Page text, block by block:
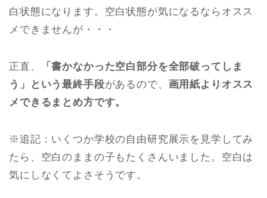
白状態になります。空白状態が気になるならオスス
メできませんが・・・
正直、
「書かなかった空白部分を全部破ってしま
う」という最終手段があるので、 画用紙よりオスス
メできるまとめ方です。
※追記：いくつか学校の自由研究展示を見学してみ
たら、空白のままの子もたくさんいました。空白は
気にしなくてよさそうです。